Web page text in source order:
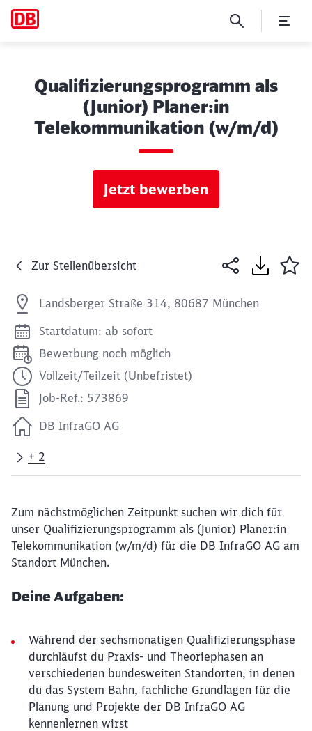
Qualifizierungsprogramm als
(Junior) Planer:in
Telekommunikation (w/m/d)
Jetzt bewerben
Zur Stellenübersicht
Landsberger Straße 314, 80687 München
Startdatum: ab sofort
Bewerbung noch möglich
Vollzeit/Teilzeit (Unbefristet)
Job-Ref.: 573869
DB InfraGO AG
+ 2
Zum nächstmöglichen Zeitpunkt suchen wir dich für
unser Qualifizierungsprogramm als (Junior) Planer:in
Telekommunikation (w/m/d) für die DB InfraGO AG am
Standort München.
Deine Aufgaben:
Während der sechsmonatigen Qualifizierungsphase
durchläufst du Praxis- und Theoriephasen an
verschiedenen bundesweiten Standorten, in denen
du das System Bahn, fachliche Grundlagen für die
Planung und Projekte der DB InfraGO AG
kennenlernen wirst